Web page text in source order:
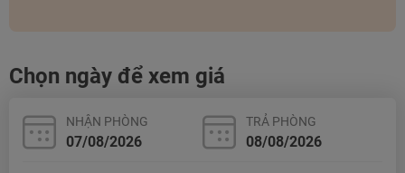
Chọn ngày để xem giá
NHẬN PHÒNG TRẢ PHÒNG